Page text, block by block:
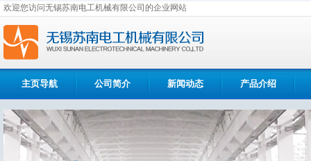
欢迎您访问无锡苏南电工机械有限公司的企业网站
主页导航 公司简介 新闻动态 产品介绍